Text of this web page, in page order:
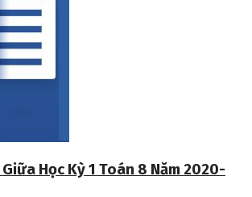
Học Kỳ 1 Toán 8 Năm 2020-